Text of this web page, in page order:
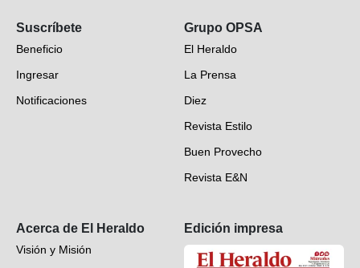
EH Verifica
Fotogalerías
Deportes
Videos
Suscríbete
Beneficio
Ingresar
Notificaciones
Grupo OPSA
El Heraldo
La Prensa
Diez
Revista Estilo
Buen Provecho
Revista E&N
Acerca de El Heraldo
Visión y Misión
Edición impresa